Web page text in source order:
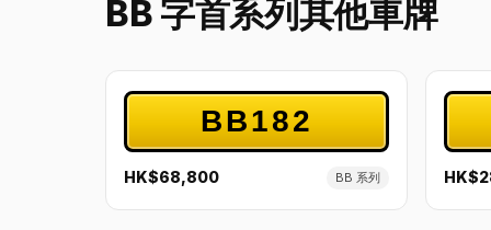
BB 字首系列其他車牌
BB182
HK$68,800 BB 系列